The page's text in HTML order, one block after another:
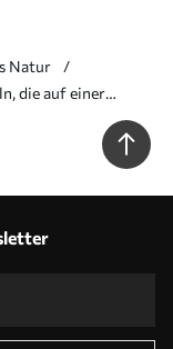
Natur
die auf einer